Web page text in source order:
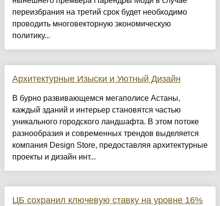
переизбрания на третий срок будет необходимо
проводить многовекторную экономическую
политику...
Архитектурные Изыски и Уютный Дизайн
​В бурно развивающемся мегаполисе Астаны,
каждый зданий и интерьер становятся частью
уникального городского ландшафта. В этом потоке
разнообразия и современных трендов выделяется
компания Design Store, предоставляя архитектурные
проекты и дизайн инт...
ЦБ сохранил ключевую ставку на уровне 16%